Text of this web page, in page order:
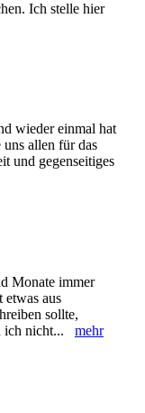
Ich stelle hier
wieder einmal hat
allen für das
und gegenseitiges
Monate immer
etwas aus
sollte,
ich nicht... mehr